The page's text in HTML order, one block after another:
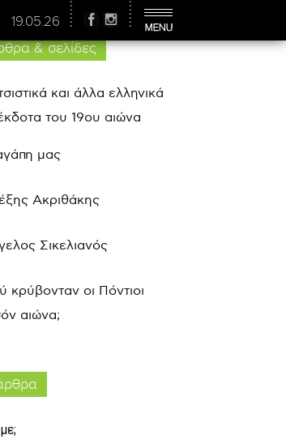
19.05.26
& σελίδες
και άλλα ελληνικά
του 19ου αιώνα
μας
Ακριθάκης
Σικελιανός
κρύβονταν οι Πόντιοι
αιώνα;